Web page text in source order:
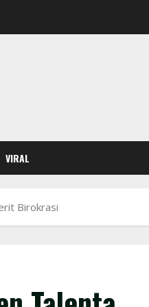
VIRAL
Birokrasi